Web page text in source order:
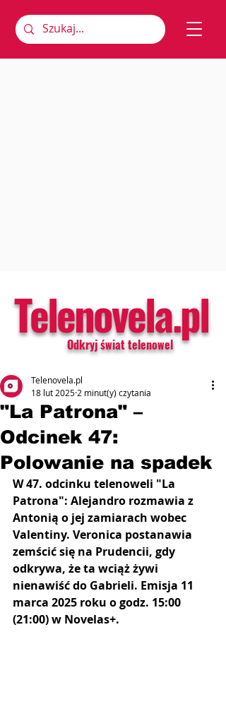
Telenovela.pl
Odkryj świat telenowel
"La Patrona" –
Odcinek 47:
Polowanie na spadek
Telenovela.pl
18 lut 2025 2 minut(y) czytania
W 47. odcinku telenoweli "La
Patrona": Alejandro rozmawia z
Antonią o jej zamiarach wobec
Valentiny. Veronica postanawia
zemścić się na Prudencii, gdy
odkrywa, że ta wciąż żywi
nienawiść do Gabrieli. Emisja 11
marca 2025 roku o godz. 15:00
(21:00) w Novelas+.